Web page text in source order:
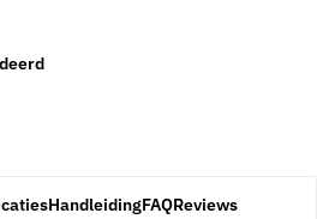
HandleidingFAQReviews